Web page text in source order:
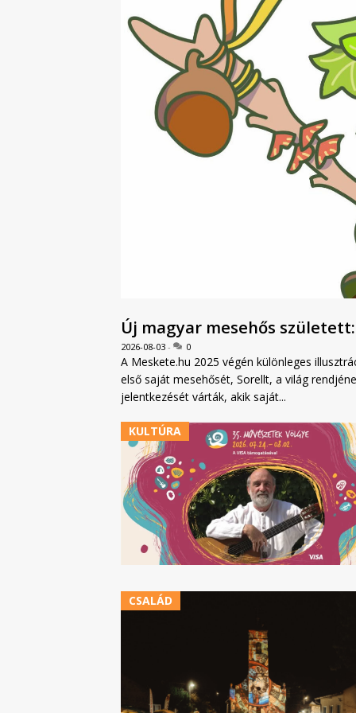
Új magyar mesehős
2026-08-03 0
A Meskete.hu 2025 végén különleges
első saját mesehősét, Sorellt, a világ
jelentkezését várták, akik saját...
KULTÚRA
CSALÁD